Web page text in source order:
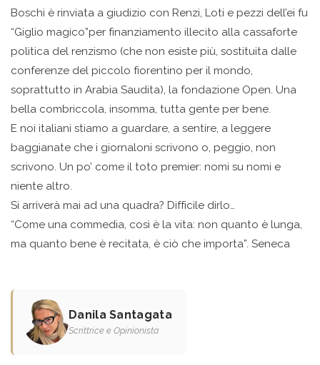
Boschi è rinviata a giudizio con Renzi, Loti e pezzi dell’ei fu
“Giglio magico”per finanziamento illecito alla cassaforte
politica del renzismo (che non esiste più, sostituita dalle
conferenze del piccolo fiorentino per il mondo,
soprattutto in Arabia Saudita), la fondazione Open. Una
bella combriccola, insomma, tutta gente per bene.
E noi italiani stiamo a guardare, a sentire, a leggere
baggianate che i giornaloni scrivono o, peggio, non
scrivono. Un po’ come il toto premier: nomi su nomi e
niente altro.
Si arriverà mai ad una quadra? Difficile dirlo…
“Come una commedia, così è la vita: non quanto è lunga,
ma quanto bene è recitata, è ciò che importa”. Seneca
Danila Santagata
Scrittrice e Opinionista